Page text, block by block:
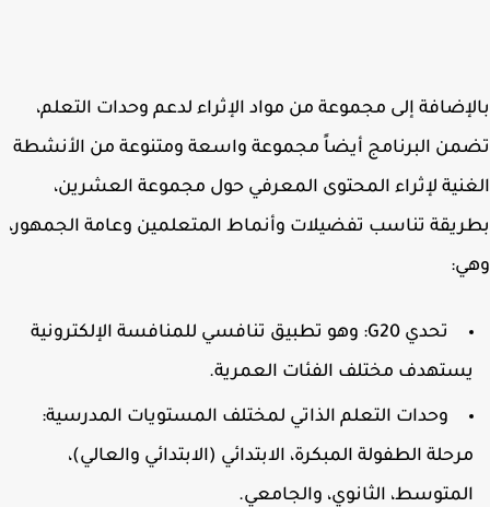
إلى مجموعة من مواد الإثراء لدعم وحدات التعلم،
البرنامج أيضاً مجموعة واسعة ومتنوعة من الأنشطة
لإثراء المحتوى المعرفي حول مجموعة العشرين،
تناسب تفضيلات وأنماط المتعلمين وعامة الجمهور،
تحدي G20: وهو تطبيق تنافسي للمنافسة الإلكترونية
مختلف الفئات العمرية.
وحدات التعلم الذاتي لمختلف المستويات المدرسية:
الطفولة المبكرة، الابتدائي (الابتدائي والعالي)،
الثانوي، والجامعي.